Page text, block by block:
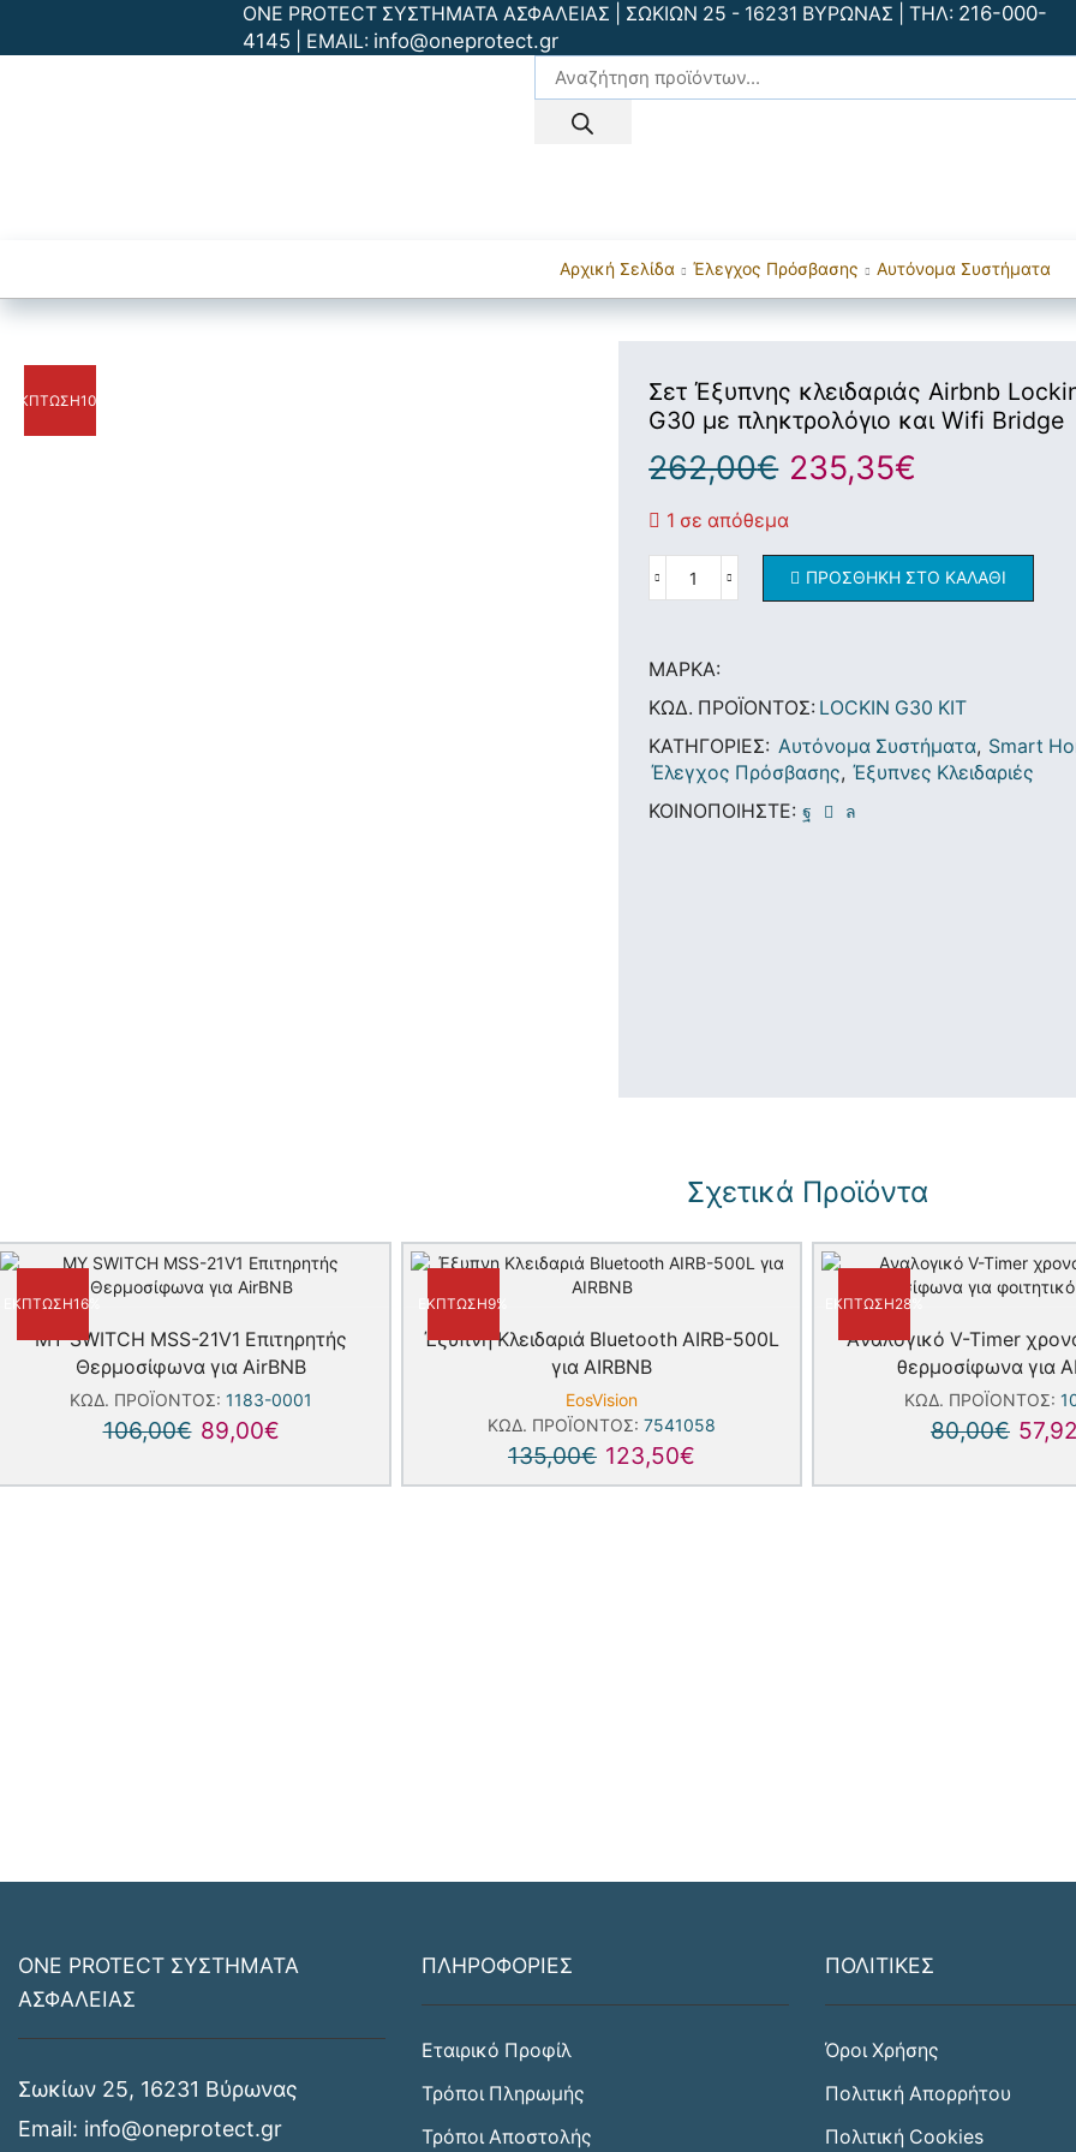
ONE PROTECT ΣΥΣΤΗΜΑΤΑ ΑΣΦΑΛΕΙΑΣ | ΣΩΚΙΩΝ 25 - 16231 ΒΥΡΩΝΑΣ | ΤΗΛ: 216-000-
4145 | EMAIL: info@oneprotect.gr
Αρχική Σελίδα Έλεγχος Πρόσβασης Aυτόνομα Συστήματα
ΈΚΠΤΩΣΗ10%
Σετ Έξυπνης κλειδαριάς Airbnb
G30 με πληκτρολόγιο και Wifi Bridge
262,00€ 235,35€
1 σε απόθεμα
ΠΡΟΣΘΉΚΗ ΣΤΟ ΚΑΛΆΘΙ
ΜΆΡΚΑ:
ΚΩΔ. ΠΡΟΪΌΝΤΟΣ: LOCKIN G30 KIT
ΚΑΤΗΓΟΡΊΕΣ: Aυτόνομα Συστήματα, Smart
Έλεγχος Πρόσβασης, Έξυπνες Κλειδαριές
ΚΟΙΝΟΠΟΙΉΣΤΕ:
Σχετικά Προϊόντα
ΈΚΠΤΩΣΗ16%
MY SWITCH MSS-21V1 Επιτηρητής
Θερμοσίφωνα για AirBNB
ΚΩΔ. ΠΡΟΪΌΝΤΟΣ: 1183-0001
106,00€ 89,00€
ΈΚΠΤΩΣΗ9%
Έξυπνη Kλειδαριά Bluetooth AIRB-500L
για AIRBNB
EosVision
ΚΩΔ. ΠΡΟΪΌΝΤΟΣ: 7541058
135,00€ 123,50€
ΈΚΠΤΩΣΗ28%
Aναλογικό V-Timer
θερμοσίφωνα για
ΚΩΔ. ΠΡΟΪΌΝΤΟΣ:
80,00€ 57,92
ONE PROTECT ΣΥΣΤΗΜΑΤΑ
ΑΣΦΑΛΕΙΑΣ
Σωκίων 25, 16231 Βύρωνας
Email: info@oneprotect.gr
ΠΛΗΡΟΦΟΡΙΕΣ
Εταιρικό Προφίλ
Τρόποι Πληρωμής
Τρόποι Αποστολής
ΠΟΛΙΤΙΚΕΣ
Όροι Χρήσης
Πολιτική Απορρήτου
Πολιτική Cookies